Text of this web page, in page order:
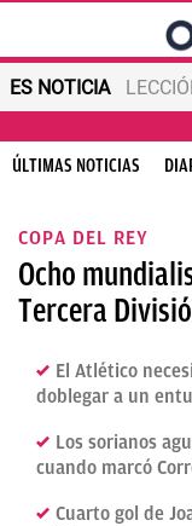
ES NOTICIA
ÚLTIMAS NOTICIAS
COPA DEL REY
Ocho
Tercera
El Atlético
doblegar a un
Los sorianos
cuando marcó
Cuarto gol de